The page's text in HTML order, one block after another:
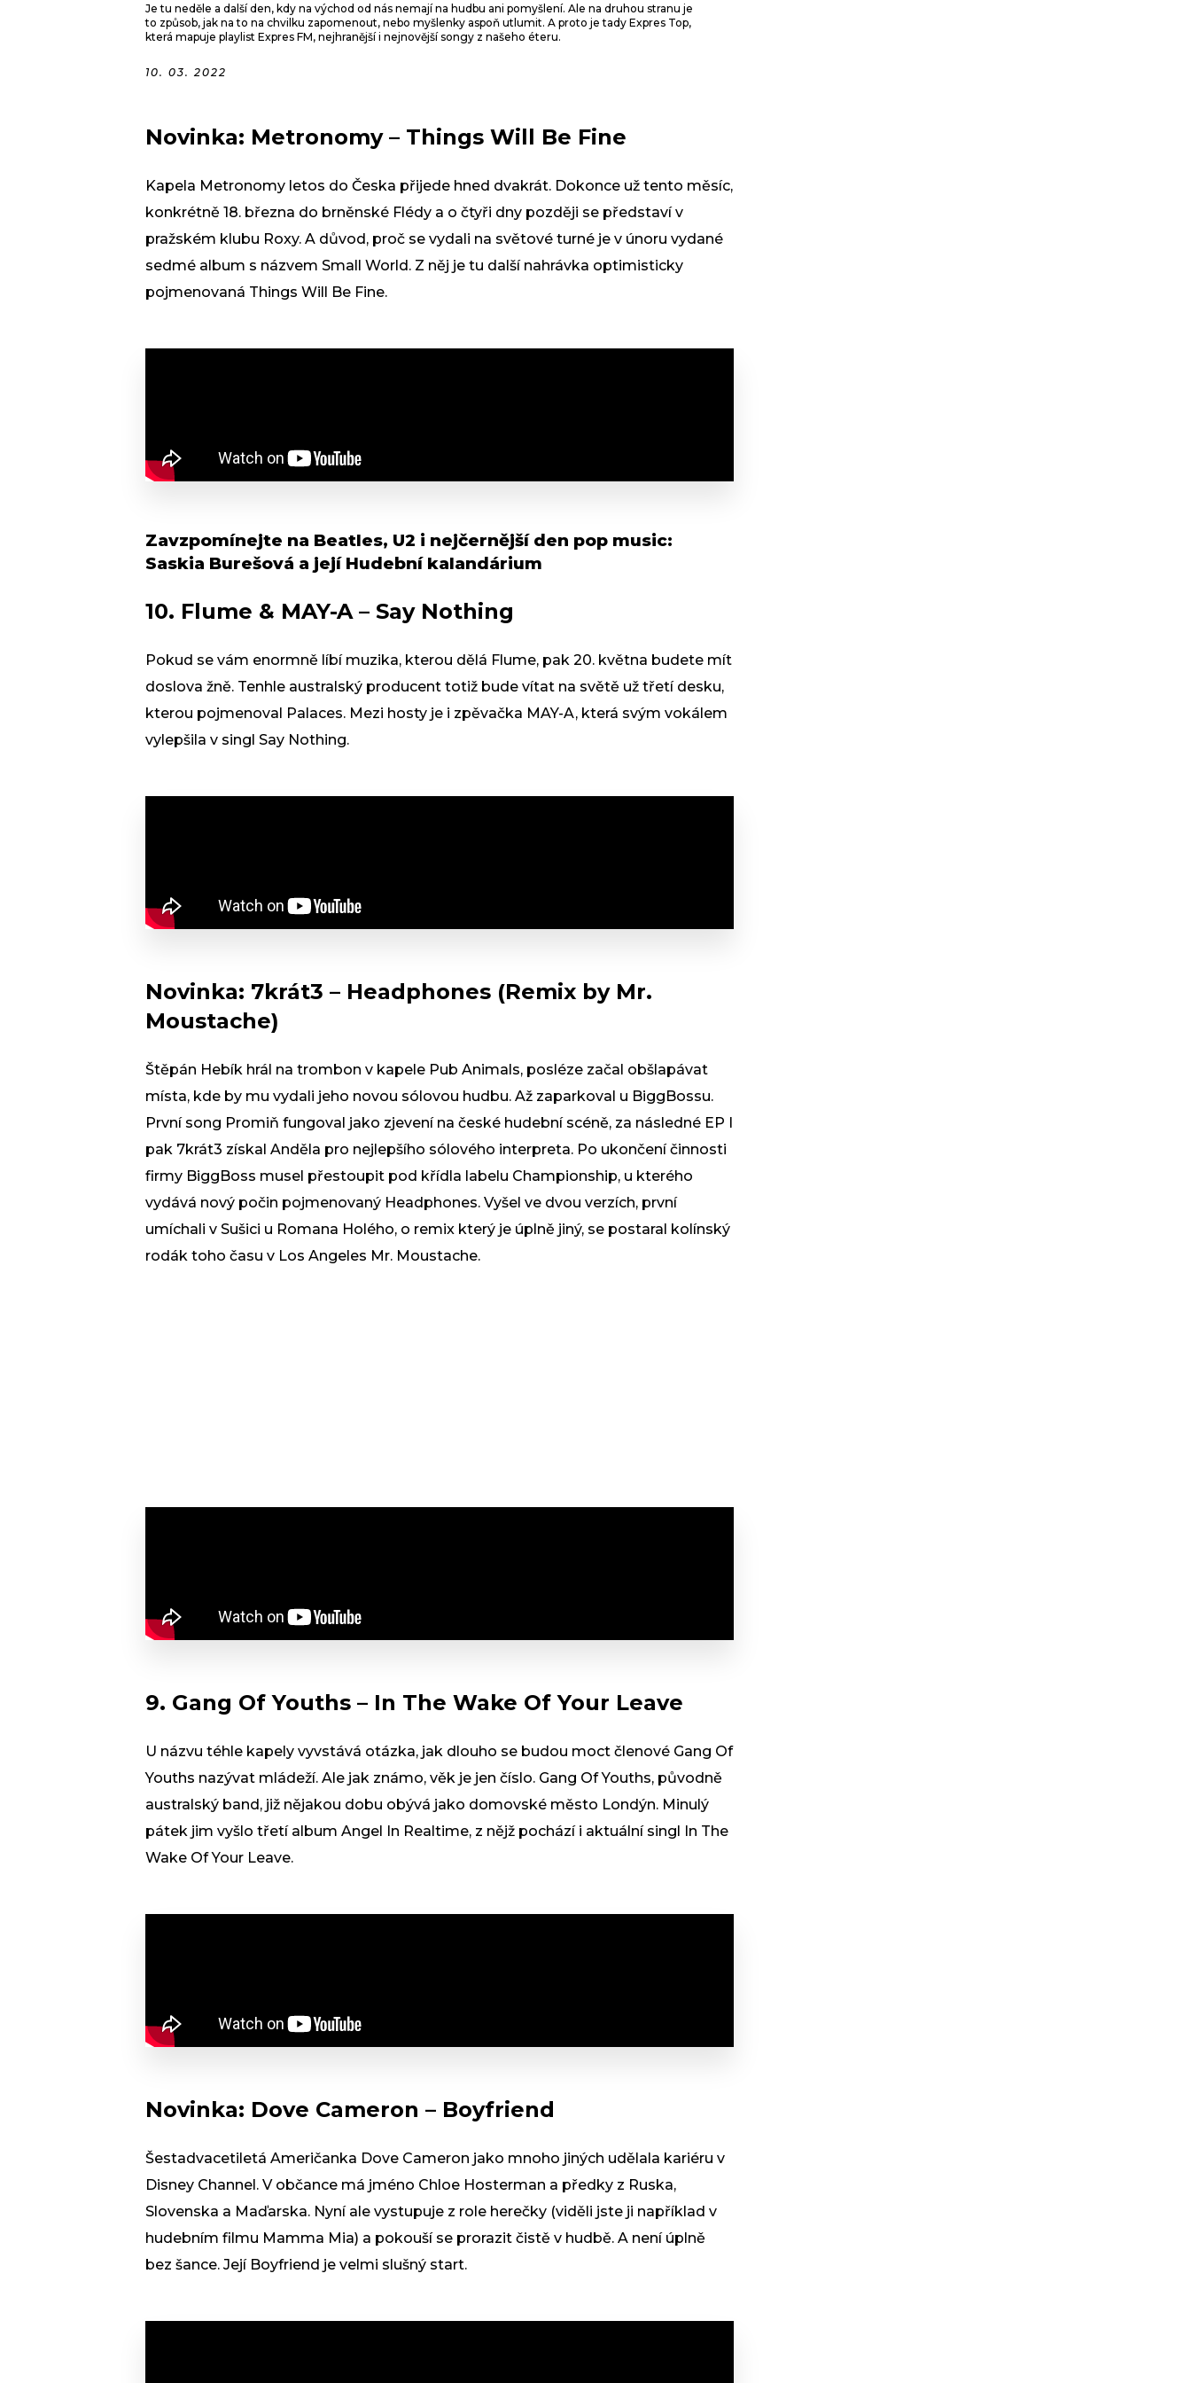
Je tu neděle a další den, kdy na východ od nás nemají na hudbu ani pomyšlení. Ale na druhou stranu je
to způsob, jak na to na chvilku zapomenout, nebo myšlenky aspoň utlumit. A proto je tady Expres Top,
která mapuje playlist Expres FM, nejhranější i nejnovější songy z našeho éteru.
10. 03. 2022
Novinka: Metronomy – Things Will Be Fine
Kapela Metronomy letos do Česka přijede hned dvakrát. Dokonce už tento měsíc,
konkrétně 18. března do brněnské Flédy a o čtyři dny později se představí v
pražském klubu Roxy. A důvod, proč se vydali na světové turné je v únoru vydané
sedmé album s názvem Small World. Z něj je tu další nahrávka optimisticky
pojmenovaná Things Will Be Fine.
Zavzpomínejte na Beatles, U2 i nejčernější den pop music:
Saskia Burešová a její Hudební kalandárium
10. Flume & MAY-A – Say Nothing
Pokud se vám enormně líbí muzika, kterou dělá Flume, pak 20. května budete mít
doslova žně. Tenhle australský producent totiž bude vítat na světě už třetí desku,
kterou pojmenoval Palaces. Mezi hosty je i zpěvačka MAY-A, která svým vokálem
vylepšila v singl Say Nothing.
Novinka: 7krát3 – Headphones (Remix by Mr.
Moustache)
Štěpán Hebík hrál na trombon v kapele Pub Animals, posléze začal obšlapávat
místa, kde by mu vydali jeho novou sólovou hudbu. Až zaparkoval u BiggBossu.
První song Promiň fungoval jako zjevení na české hudební scéně, za následné EP I
pak 7krát3 získal Anděla pro nejlepšího sólového interpreta. Po ukončení činnosti
firmy BiggBoss musel přestoupit pod křídla labelu Championship, u kterého
vydává nový počin pojmenovaný Headphones. Vyšel ve dvou verzích, první
umíchali v Sušici u Romana Holého, o remix který je úplně jiný, se postaral kolínský
rodák toho času v Los Angeles Mr. Moustache.
9. Gang Of Youths – In The Wake Of Your Leave
U názvu téhle kapely vyvstává otázka, jak dlouho se budou moct členové Gang Of
Youths nazývat mládeží. Ale jak známo, věk je jen číslo. Gang Of Youths, původně
australský band, již nějakou dobu obývá jako domovské město Londýn. Minulý
pátek jim vyšlo třetí album Angel In Realtime, z nějž pochází i aktuální singl In The
Wake Of Your Leave.
Novinka: Dove Cameron – Boyfriend
Šestadvacetiletá Američanka Dove Cameron jako mnoho jiných udělala kariéru v
Disney Channel. V občance má jméno Chloe Hosterman a předky z Ruska,
Slovenska a Maďarska. Nyní ale vystupuje z role herečky (viděli jste ji například v
hudebním filmu Mamma Mia) a pokouší se prorazit čistě v hudbě. A není úplně
bez šance. Její Boyfriend je velmi slušný start.